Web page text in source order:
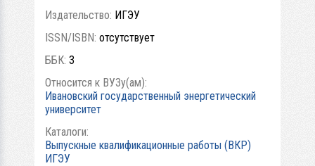
Издательство: ИГЭУ
ISSN/ISBN: отсутствует
ББК: 3
Относится к ВУЗу(ам):
Ивановский государственный энергетический
университет
Каталоги:
Выпускные квалификационные работы (ВКР)
ИГЭУ